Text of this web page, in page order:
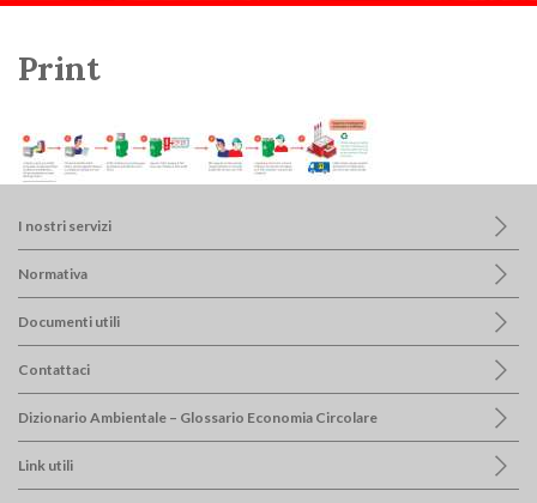
Scorri:Home Gestione Rifiuti Print
Print
I nostri servizi
Normativa
Documenti utili
Contattaci
Dizionario Ambientale – Glossario Economia Circolare
Link utili